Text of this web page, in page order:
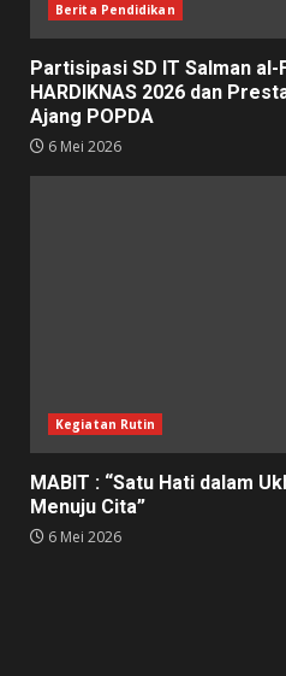
Berita Pendidikan
Partisipasi SD IT Salman
HARDIKNAS 2026 dan
Ajang POPDA
6 Mei 2026
Kegiatan Rutin
MABIT : “Satu Hati dalam
Menuju Cita”
6 Mei 2026